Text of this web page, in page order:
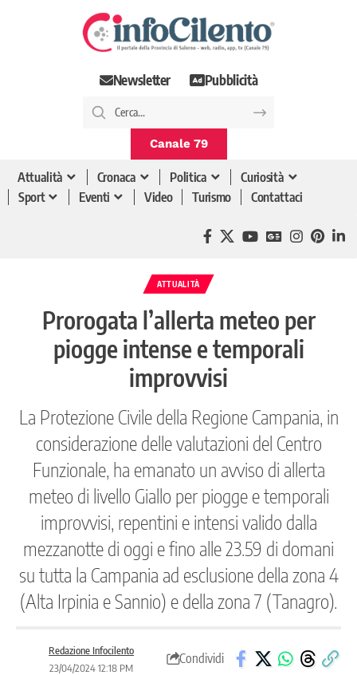
Newsletter Pubblicità
Canale 79
Attualità Cronaca Politica
Curiosità
Sport
Eventi Video Turismo Contattaci
ATTUALITÀ
Prorogata l’allerta meteo per
piogge intense e temporali
improvvisi
La Protezione Civile della Regione Campania, in
considerazione delle valutazioni del Centro
Funzionale, ha emanato un avviso di allerta
meteo di livello Giallo per piogge e temporali
improvvisi, repentini e intensi valido dalla
mezzanotte di oggi e fino alle 23.59 di domani
su tutta la Campania ad esclusione della zona 4
(Alta Irpinia e Sannio) e della zona 7 (Tanagro).
Redazione Infocilento
23/04/2024 12:18 PM
Condividi